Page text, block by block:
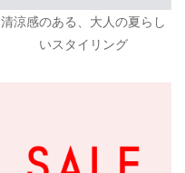
清涼感のある、大人の夏らし
いスタイリング